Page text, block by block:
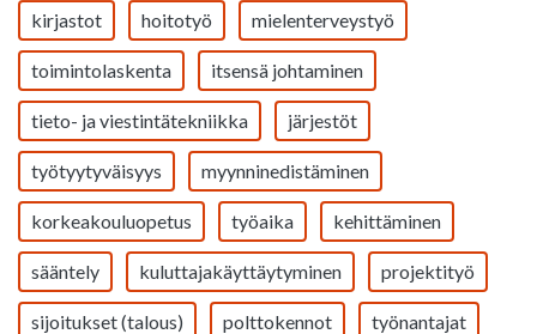
kirjastot hoitotyö mielenterveystyö
toimintolaskenta itsensä johtaminen
tieto- ja viestintätekniikka järjestöt
työtyytyväisyys myynninedistäminen
korkeakouluopetus työaika kehittäminen
sääntely kuluttajakäyttäytyminen projektityö
sijoitukset (talous) polttokennot työnantajat